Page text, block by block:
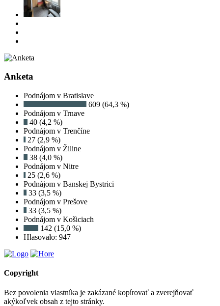
Anketa
Podnájom v Bratislave
609 (64,3 %)
Podnájom v Trnave
40 (4,2 %)
Podnájom v Trenčíne
27 (2,9 %)
Podnájom v Žiline
38 (4,0 %)
Podnájom v Nitre
25 (2,6 %)
Podnájom v Banskej Bystrici
33 (3,5 %)
Podnájom v Prešove
33 (3,5 %)
Podnájom v Košiciach
142 (15,0 %)
Hlasovalo: 947
Copyright
Bez povolenia vlastníka je zakázané kopírovať a zverejňovať
akýkoľvek obsah z tejto stránky.